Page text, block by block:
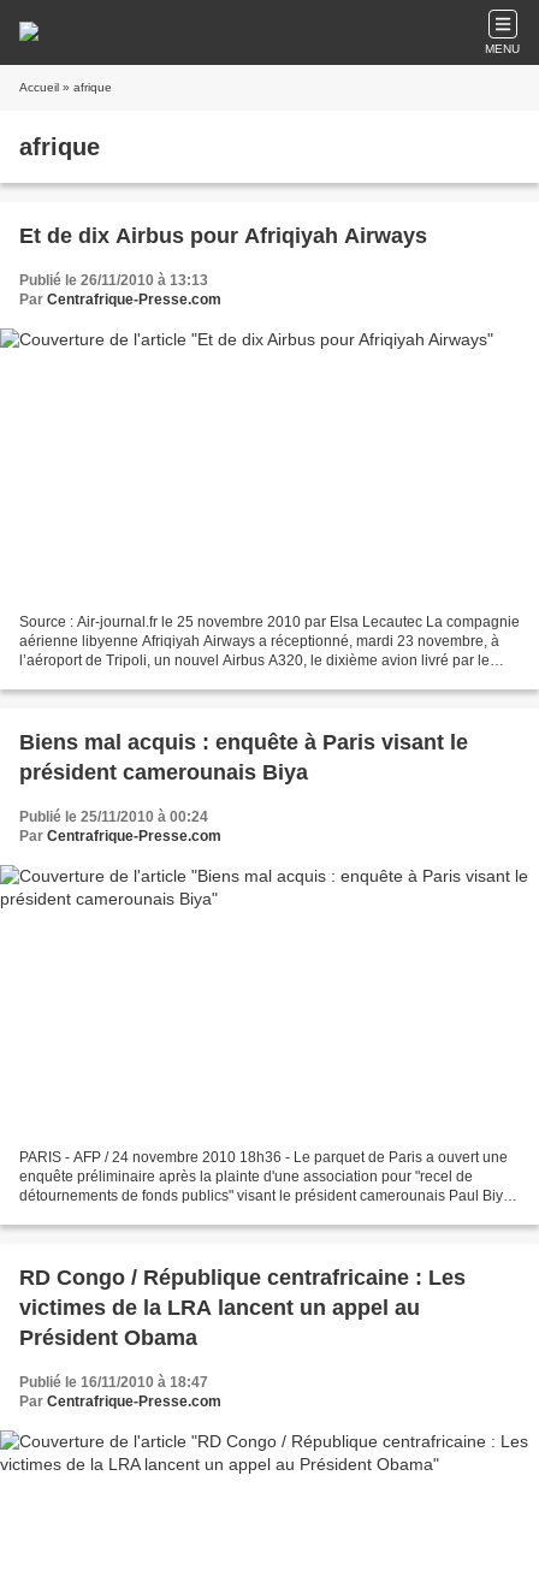
MENU
Accueil » afrique
afrique
Et de dix Airbus pour Afriqiyah Airways
Publié le 26/11/2010 à 13:13
Par Centrafrique-Presse.com
Source : Air-journal.fr le 25 novembre 2010 par Elsa Lecautec La compagnie
aérienne libyenne Afriqiyah Airways a réceptionné, mardi 23 novembre, à
l’aéroport de Tripoli, un nouvel Airbus A320, le dixième avion livré par le
Biens mal acquis : enquête à Paris visant le
président camerounais Biya
Publié le 25/11/2010 à 00:24
Par Centrafrique-Presse.com
PARIS - AFP / 24 novembre 2010 18h36 - Le parquet de Paris a ouvert une
enquête préliminaire après la plainte d'une association pour "recel de
détournements de fonds publics" visant le président camerounais Paul Biya,
RD Congo / République centrafricaine : Les
victimes de la LRA lancent un appel au
Président Obama
Publié le 16/11/2010 à 18:47
Par Centrafrique-Presse.com